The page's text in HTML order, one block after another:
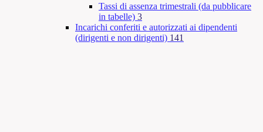
Tassi di assenza trimestrali (da pubblicare
in tabelle) 3
Incarichi conferiti e autorizzati ai dipendenti
(dirigenti e non dirigenti) 141